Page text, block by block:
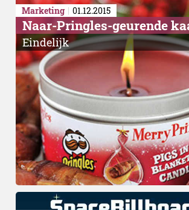
Marketing 01.12.2015
Naar-Pringles-geurende
Eindelijk